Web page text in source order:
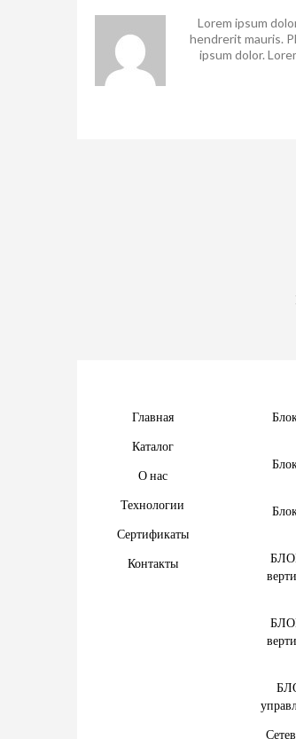
Lorem ipsum
hendrerit mauris.
ipsum dolor.
Главная
Каталог
О нас
Технологии
Сертификаты
Контакты